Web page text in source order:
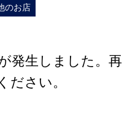
のお店
発生しました。再
ださい。